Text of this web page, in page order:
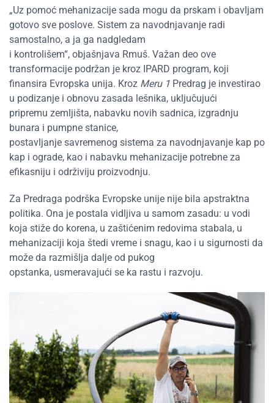
„Uz pomoć mehanizacije sada mogu da prskam i obavljam
gotovo sve poslove. Sistem za navodnjavanje radi
samostalno, a ja ga nadgledam
i kontrolišem“, objašnjava Rmuš. Važan deo ove
transformacije podržan je kroz IPARD program, koji
finansira Evropska unija. Kroz Meru 1 Predrag je investirao
u podizanje i obnovu zasada lešnika, uključujući
pripremu zemljišta, nabavku novih sadnica, izgradnju
bunara i pumpne stanice,
postavljanje savremenog sistema za navodnjavanje kap po
kap i ograde, kao i nabavku mehanizacije potrebne za
efikasniju i održiviju proizvodnju.
Za Predraga podrška Evropske unije nije bila apstraktna
politika. Ona je postala vidljiva u samom zasadu: u vodi
koja stiže do korena, u zaštićenim redovima stabala, u
mehanizaciji koja štedi vreme i snagu, kao i u sigurnosti da
može da razmišlja dalje od pukog
opstanka, usmeravajući se ka rastu i razvoju.